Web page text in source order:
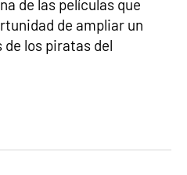
de las películas que
de ampliar un
los piratas del